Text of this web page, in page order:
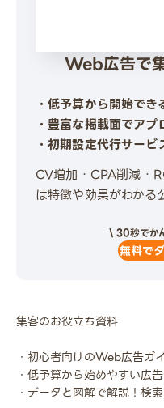
Web広告で
・低予算から開始でき
・豊富な掲載面でアプ
・初期設定代行サー
CV増加・CPA削減・
は特徴や効果がわかる
\ 30秒でか
無料で
集客のお役立ち資料
・初心者向けのWeb広告ガ
・低予算から始めやすい広
・データと図解で解説！検